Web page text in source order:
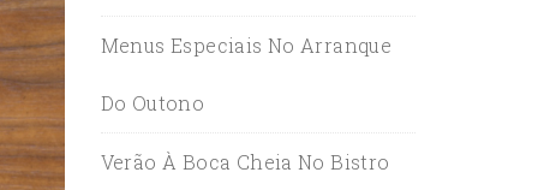
Menus Especiais No Arranque
Do Outono
Verão À Boca Cheia No Bistro